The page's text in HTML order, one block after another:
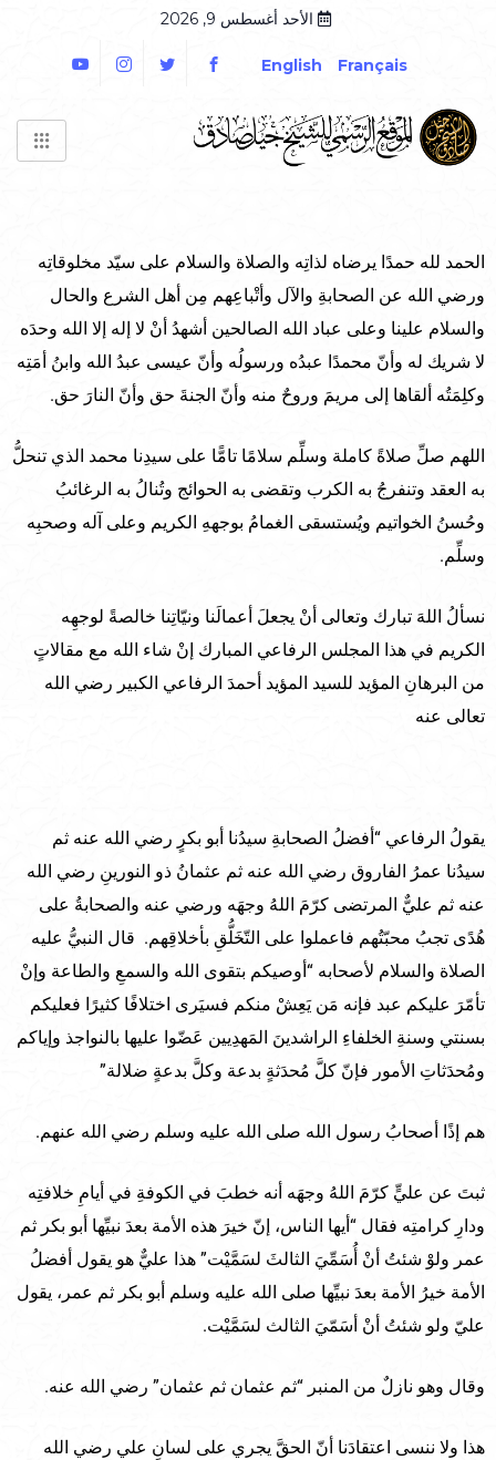
الأحد أغسطس 9, 2026
Français
English
الحمد لله حمدًا يرضاه لذاتِه والصلاة والسلام على سيّد مخلوقاتِه
ورضي الله عن الصحابةِ والآل وأتْباعِهم مِن أهل الشرع والحال
والسلام علينا وعلى عباد الله الصالحين أشهدُ أنْ لا إله إلا الله وحدَه
لا شريك له وأنّ محمدًا عبدُه ورسولُه وأنّ عيسى عبدُ الله وابنُ أمَتِه
وكلِمَتُه ألقاها إلى مريمَ وروحٌ منه وأنّ الجنةَ حق وأنّ النارَ حق.
اللهم صلِّ صلاةً كاملة وسلِّم سلامًا تامًّا على سيدِنا محمد الذي تنحلُّ
به العقد وتنفرجُ به الكرب وتقضى به الحوائج وتُنالُ به الرغائبُ
وحُسنُ الخواتيم ويُستسقى الغمامُ بوجههِ الكريم وعلى آله وصحبِه
وسلِّم.
نسألُ اللهَ تبارك وتعالى أنْ يجعلَ أعمالَنا ونيّاتِنا خالصةً لوجهِه
الكريم في هذا المجلس الرفاعي المبارك إنْ شاء الله مع مقالاتٍ
من البرهانِ المؤيد للسيد المؤيد أحمدَ الرفاعي الكبير رضي الله
تعالى عنه
يقولُ الرفاعي “أفضلُ الصحابةِ سيدُنا أبو بكرٍ رضي الله عنه ثم
سيدُنا عمرُ الفاروق رضي الله عنه ثم عثمانُ ذو النورينِ رضي الله
عنه ثم عليٌّ المرتضى كرّمَ اللهُ وجهَه ورضي عنه والصحابةُ على
هُدًى تجبُ محبّتُهم فاعملوا على التّخَلُّقِ بأخلاقِهم. قال النبيُّ عليه
الصلاة والسلام لأصحابه “أوصيكم بتقوى الله والسمعِ والطاعة وإنْ
تأمّرَ عليكم عبد فإنه مَن يَعِشْ منكم فسيَرى اختلافًا كثيرًا فعليكم
بسنتي وسنةِ الخلفاءِ الراشدينَ المَهدِيين عَضّوا عليها بالنواجذ وإياكم
ومُحدَثاتِ الأمور فإنّ كلَّ مُحدَثةٍ بدعة وكلَّ بدعةٍ ضلالة”
هم إذًا أصحابُ رسول الله صلى الله عليه وسلم رضي الله عنهم.
ثبتَ عن عليٍّ كرّمَ اللهُ وجهَه أنه خطبَ في الكوفةِ في أيامِ خلافتِه
ودارِ كرامتِه فقال “أيها الناس، إنّ خيرَ هذه الأمة بعدَ نبيِّها أبو بكر ثم
عمر ولوْ شئتُ أنْ أُسَمِّيَ الثالثَ لسَمَّيْت” هذا عليٌّ هو يقول أفضلُ
الأمة خيرُ الأمة بعدَ نبيِّها صلى الله عليه وسلم أبو بكر ثم عمر، يقول
عليّ ولو شئتُ أنْ أسَمّيَ الثالث لسَمَّيْت.
وقال وهو نازلٌ من المنبر “ثم عثمان ثم عثمان” رضي الله عنه.
هذا ولا ننسى اعتقادَنا أنّ الحقَّ يجري على لسانِ علي رضي الله